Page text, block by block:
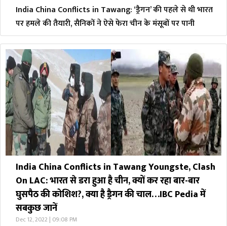
India China Conflicts in Tawang: ‘ड्रैगन’ की पहले से थी भारत
पर हमले की तैयारी, सैनिकों ने ऐसे फेरा चीन के मंसूबों पर पानी
India China Conflicts in Tawang Youngste, Clash
On LAC: भारत से डरा हुआ है चीन, क्यों कर रहा बार-बार
घुसपैठ की कोशिश?, क्या है ड्रैगन की चाल…IBC Pedia में
सबकुछ जानें
Dec 12, 2022 | 09:08 PM